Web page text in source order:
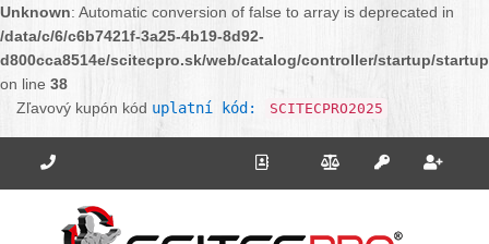
Unknown: Automatic conversion of false to array is deprecated in
/data/c/6/c6b7421f-3a25-4b19-8d92-
d800cca8514e/scitecpro.sk/web/catalog/controller/startup/
on line 38
Zľavový kupón kód uplatní kód: SCITECPRO2025
Potrebujete poradiť? Zavolajte nám. Kontakt Porovnanie
Prihlásiť sa